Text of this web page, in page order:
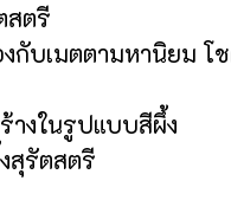
สตรี
งกับเมตตามหานิยม โ
างในรูปแบบสีผึ้ง
สุรัตสตรี